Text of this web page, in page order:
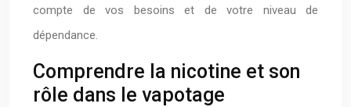
compte de vos besoins et de votre niveau de
dépendance.
Comprendre la nicotine et son
rôle dans le vapotage